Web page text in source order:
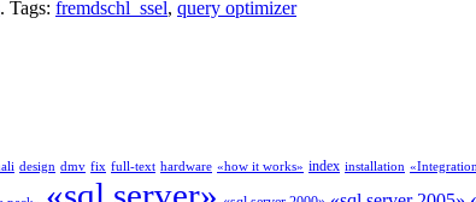
. Tags: fremdschl_ssel, query optimizer
design dmv fix full-text hardware «how it works» index installation